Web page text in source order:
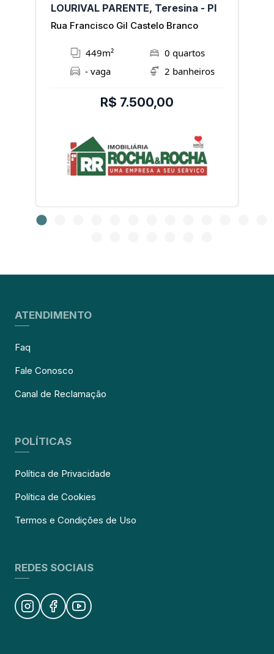
LOURIVAL PARENTE, Teresina - PI
Rua Francisco Gil Castelo Branco
449m²
0 quartos
- vaga
2 banheiros
R$ 7.500,00
ATENDIMENTO
Faq
Fale Conosco
Canal de Reclamação
POLÍTICAS
Política de Privacidade
Política de Cookies
Termos e Condições de Uso
REDES SOCIAIS